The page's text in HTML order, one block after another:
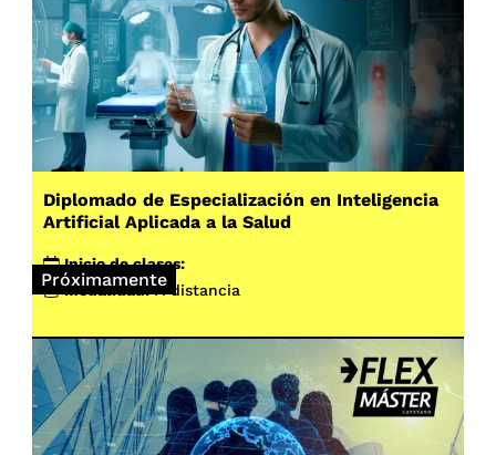
Próximamente
Diplomado de Especialización en Inteligencia
Artificial Aplicada a la Salud
Inicio de clases:
Modalidad: A distancia